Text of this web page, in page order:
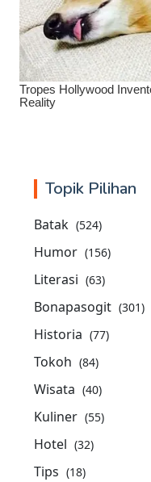
Topik Pilihan
Batak (524)
Humor (156)
Literasi (63)
Bonapasogit (301)
Historia (77)
Tokoh (84)
Wisata (40)
Kuliner (55)
Hotel (32)
Tips (18)